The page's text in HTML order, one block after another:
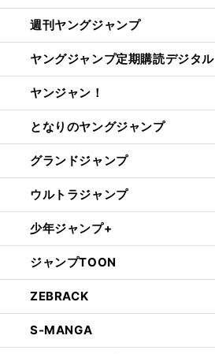
週刊ヤングジャンプ
ヤングジャンプ定期購読デジタル
ヤンジャン！
となりのヤングジャンプ
グランドジャンプ
ウルトラジャンプ
少年ジャンプ+
ジャンプTOON
ZEBRACK
S-MANGA